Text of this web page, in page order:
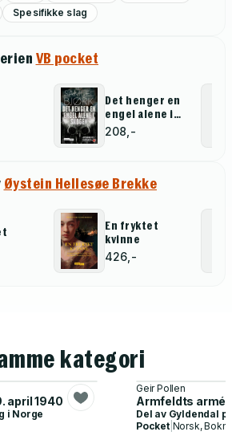
Spesifikke slag
VB pocket
Det henger en
engel alene i
skogen
208,-
Øystein Hellesøe Brekke
En fryktet
kvinne
426,-
kategori
april 1940
i Norge
Geir Pollen
Armfeldts armé
Del av Gyldendal
Pocket| Norsk,